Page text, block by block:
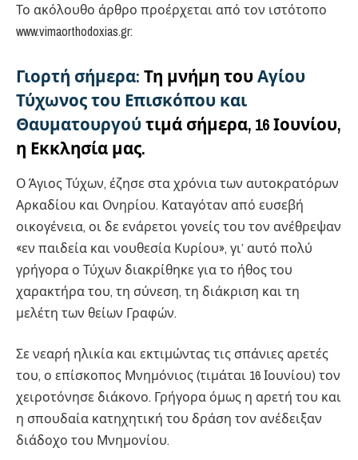
Το ακόλουθο άρθρο προέρχεται από τον ιστότοπο
www.vimaorthodoxias.gr:
Γιορτή σήμερα: Τη μνήμη τουΑγίου
Τύχωνος του Επισκόπου και
Θαυματουργούτιμά σήμερα, 16 Ιουνίου,
η Εκκλησία μας.
Ο Άγιος Τύχων, έζησε στα χρόνια των αυτοκρατόρων
Αρκαδίου και Ονηρίου. Καταγόταν από ευσεβή
οικογένεια, οι δε ενάρετοι γονείς του τον ανέθρεψαν
«εν παιδεία και νουθεσία Κυρίου», γι’ αυτό πολύ
γρήγορα ο Τύχων διακρίθηκε για το ήθος του
χαρακτήρα του, τη σύνεση, τη διάκριση και τη
μελέτη των θείων Γραφών.
Σε νεαρή ηλικία και εκτιμώντας τις σπάνιες αρετές
του, ο επίσκοπος Μνημόνιος (τιμάται 16 Ιουνίου) τον
χειροτόνησε διάκονο. Γρήγορα όμως η αρετή του και
η σπουδαία κατηχητική του δράση τον ανέδειξαν
διάδοχο του Μνημονίου.